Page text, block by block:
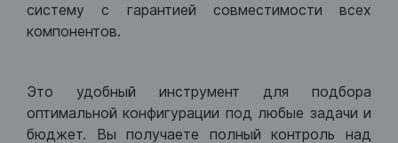
систему с гарантией совместимости всех
компонентов.
Это удобный инструмент для подбора
оптимальной конфигурации под любые задачи и
бюджет. Вы получаете полный контроль над